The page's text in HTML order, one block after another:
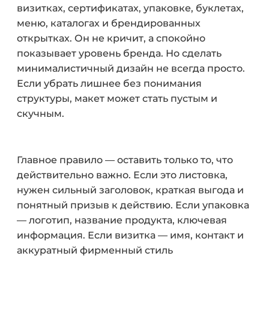
визитках, сертификатах, упаковке, буклетах,
меню, каталогах и брендированных
открытках. Он не кричит, а спокойно
показывает уровень бренда. Но сделать
минималистичный дизайн не всегда просто.
Если убрать лишнее без понимания
структуры, макет может стать пустым и
скучным.
Главное правило — оставить только то, что
действительно важно. Если это листовка,
нужен сильный заголовок, краткая выгода и
понятный призыв к действию. Если упаковка
— логотип, название продукта, ключевая
информация. Если визитка — имя, контакт и
аккуратный фирменный стиль